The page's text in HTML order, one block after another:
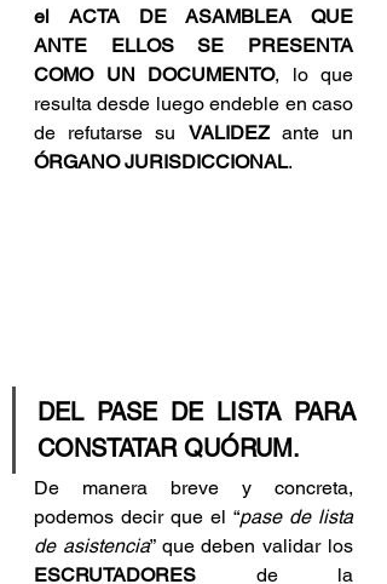
el ACTA DE ASAMBLEA QUE
ANTE ELLOS SE PRESENTA
COMO UN DOCUMENTO, lo que
resulta desde luego endeble en caso
de refutarse su VALIDEZ
ÓRGANO JURISDICCIONAL.
DEL PASE DE LISTA PARA
CONSTATAR QUÓRUM.
De manera breve y concreta,
podemos decir que el “pase de lista
de asistencia
ESCRUTADORES